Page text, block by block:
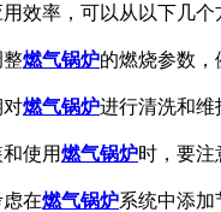
效率，可以从以下几个
整燃气锅炉的燃烧参数
对燃气锅炉进行清洗和维
使用燃气锅炉时，要注
在燃气锅炉系统中添加